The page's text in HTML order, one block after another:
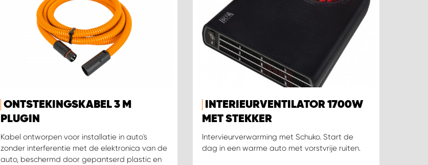
ONTSTEKINGSKABEL 3 M
PLUGIN
Kabel ontworpen voor installatie in auto's
zonder interferentie met de elektronica van de
auto, beschermd door gepantserd plastic en
INTERIEURVENTILATOR 1700W
MET STEKKER
Intervieurverwarming met Schuko. Start de
dag in een warme auto met vorstvrije ruiten.